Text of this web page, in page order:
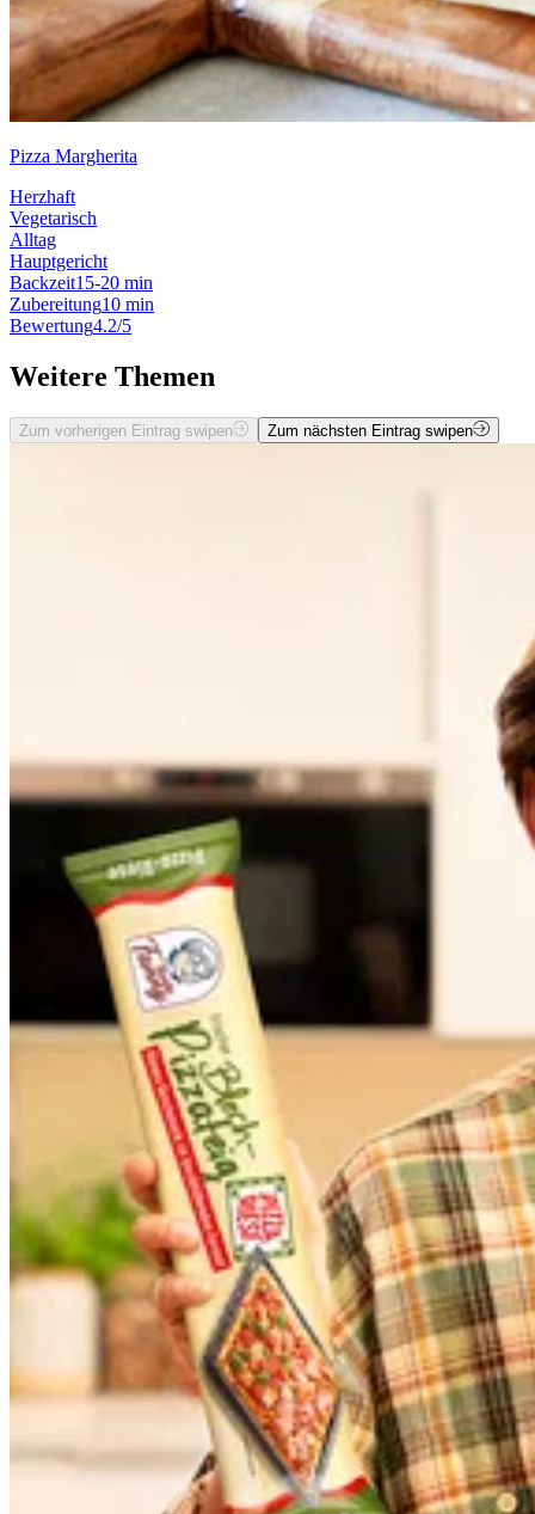
Pizza Margherita
Herzhaft
Vegetarisch
Alltag
Hauptgericht
Backzeit15-20 min
Zubereitung10 min
Bewertung4.2/5
Weitere Themen
Zum vorherigen Eintrag swipen Zum nächsten Eintrag swipen